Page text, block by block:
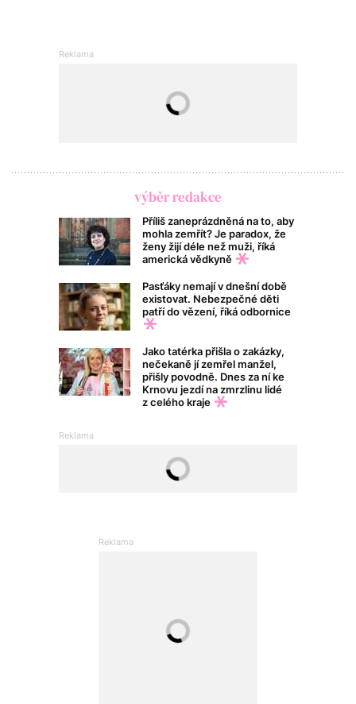
výběr redakce
Příliš zaneprázdněná na to, aby
mohla zemřít? Je paradox, že
ženy žijí déle než muži, říká
americká vědkyně
Pasťáky nemají v dnešní době
existovat. Nebezpečné děti
patří do vězení, říká odbornice
Jako tatérka přišla o zakázky,
nečekaně jí zemřel manžel,
přišly povodně. Dnes za ní ke
Krnovu jezdí na zmrzlinu lidé
z celého kraje